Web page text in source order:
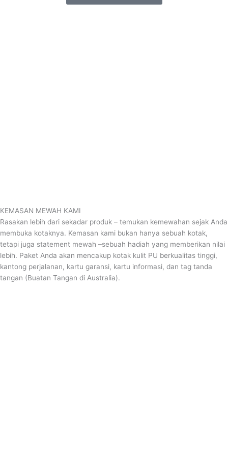
KEMASAN MEWAH KAMI
Rasakan lebih dari sekadar produk – temukan kemewahan sejak Anda
membuka kotaknya. Kemasan kami bukan hanya sebuah kotak,
tetapi juga statement mewah –sebuah hadiah yang memberikan nilai
lebih. Paket Anda akan mencakup kotak kulit PU berkualitas tinggi,
kantong perjalanan, kartu garansi, kartu informasi, dan tag tanda
tangan (Buatan Tangan di Australia).